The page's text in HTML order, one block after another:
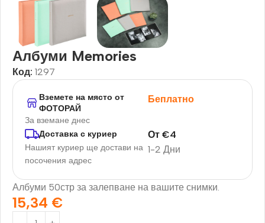
Албуми Memories
Код: 1297
Вземете на място от
ФОТОРАЙ
За вземане днес
Беплатно
Доставка с куриер
Нашият куриер ще достави на
посочения адрес
1-2 Дни
От€4
Албуми 50стр за залепване на вашите снимки.
15,34 €